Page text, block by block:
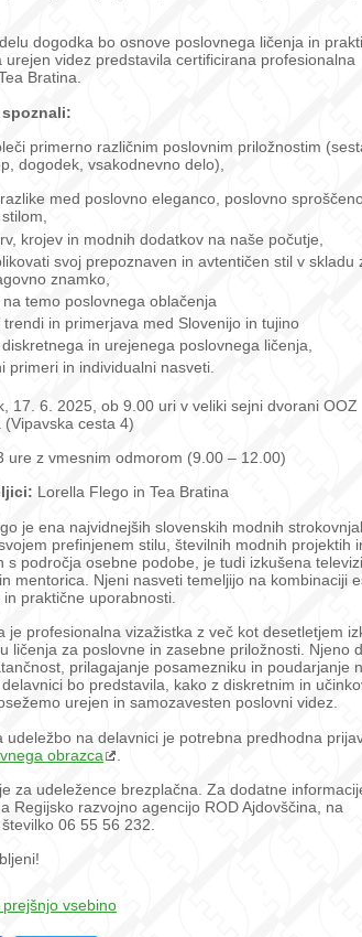
dogodka bo osnove poslovnega ličenja in
urejen videz predstavila certificirana profesionalna
Bratina.
primerno različnim poslovnim priložnostim
dogodek, vsakodnevno delo),
med poslovno eleganco, poslovno
krojev in modnih dodatkov na naše počutje,
svoj prepoznaven in avtentičen stil v skladu
znamko,
na temo poslovnega oblačenja
trendi in primerjava med Slovenijo in tujino
in urejenega poslovnega ličenja,
primeri in individualni nasveti.
17. 6. 2025, ob 9.00 uri v veliki sejni dvorani OOZ
(Vipavska cesta 4)
ure z vmesnim odmorom (9.00 – 12.00)
Lorella Flego in Tea Bratina
je ena najvidnejših slovenskih modnih
prefinjenem stilu, številnih modnih projektih
s področja osebne podobe, je tudi izkušena
mentorica. Njeni nasveti temeljijo na kombinaciji
praktične uporabnosti.
je profesionalna vizažistka z več kot desetletjem
ličenja za poslovne in zasebne priložnosti. Njeno
prilagajanje posamezniku in poudarjanje
bo predstavila, kako z diskretnim in
urejen in samozavesten poslovni videz.
udeležbo na delavnici je potrebna predhodna
obrazca
za udeležence brezplačna. Za dodatne
Regijsko razvojno agencijo ROD Ajdovščina, na
06 55 56 232.
vsebino